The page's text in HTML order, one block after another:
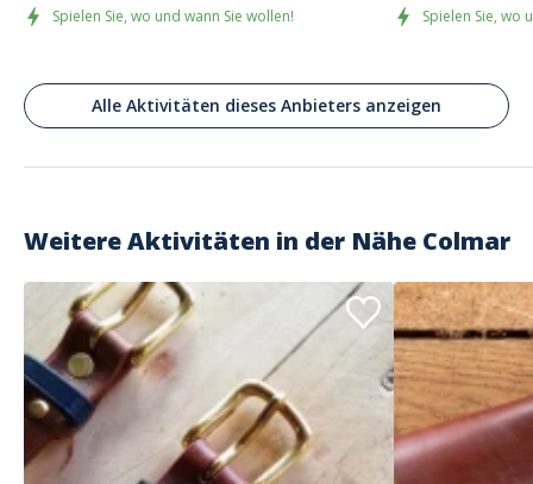
Spielen Sie, wo und wann Sie wollen! Spielen Sie, wo
Alle Aktivitäten dieses Anbieters anzeigen
Weitere Aktivitäten in der Nähe Colmar